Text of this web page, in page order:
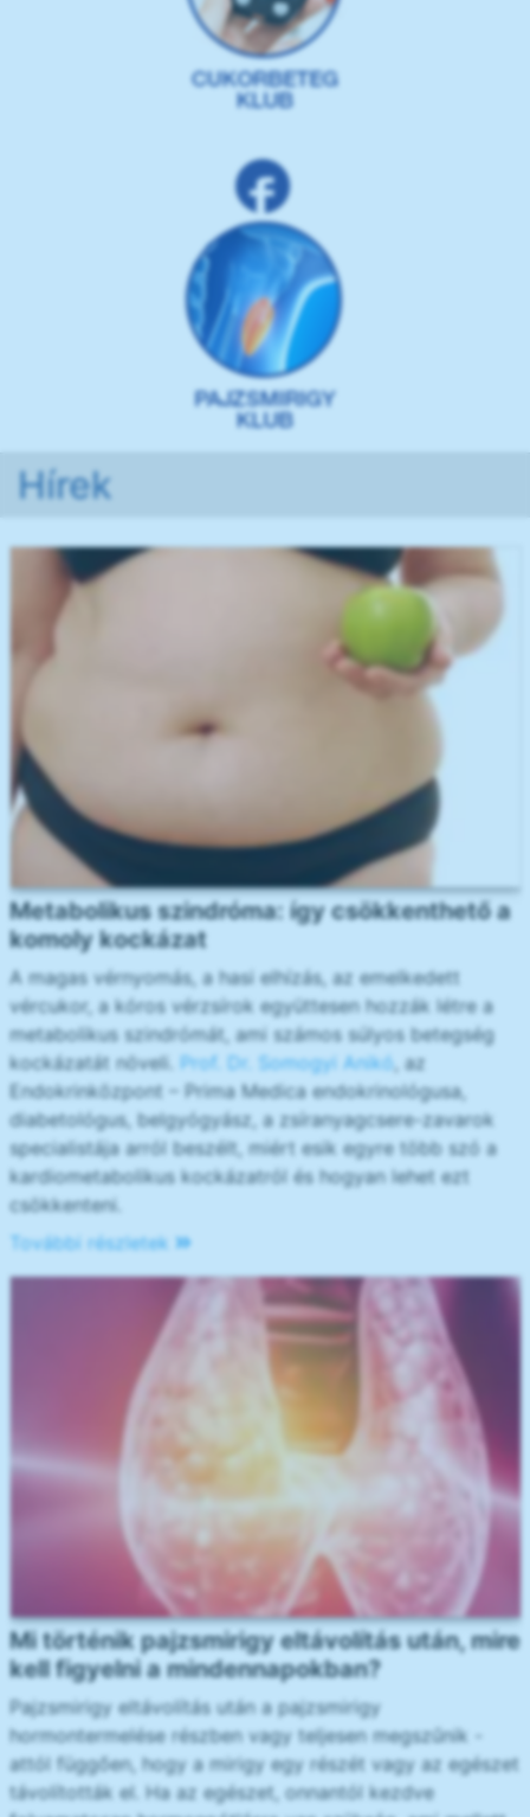
Hírek
Metabolikus szindróma: így csökkenthető a
komoly kockázat
A magas vérnyomás, a hasi elhízás, az emelkedett
vércukor, a kóros vérzsírok együttesen hozzák létre a
metabolikus szindrómát, ami számos súlyos betegség
kockázatát növeli. Prof. Dr. Somogyi Anikó, az
Endokrinközpont – Prima Medica endokrinológusa,
diabetológus, belgyógyász, a zsíranyagcsere-zavarok
specialistája arról beszélt, miért esik egyre több szó a
kardiometabolikus kockázatról és hogyan lehet ezt
csökkenteni.
További részletek
Mi történik pajzsmirigy eltávolítás után, mire
kell figyelni a mindennapokban?
Pajzsmirigy eltávolítás után a pajzsmirigy
hormontermelése részben vagy teljesen megszűnik -
attól függően, hogy a mirigy egy részét vagy az egészet
távolították el. Ha az egészet, onnantól kezdve